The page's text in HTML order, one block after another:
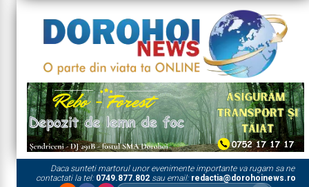
Daca sunteti martorul unor evenimente importante va rugam sa ne
contactati la tel: 0749.877.802sau email: redactia@dorohoinews.ro